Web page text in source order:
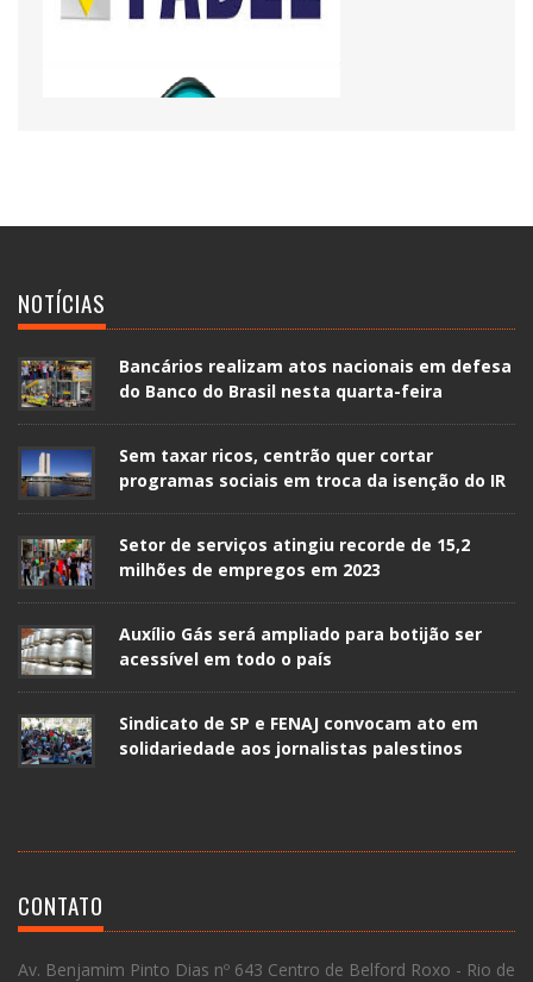
NOTÍCIAS
Bancários realizam atos nacionais em defesa
do Banco do Brasil nesta quarta-feira
Sem taxar ricos, centrão quer cortar
programas sociais em troca da isenção do IR
Setor de serviços atingiu recorde de 15,2
milhões de empregos em 2023
Auxílio Gás será ampliado para botijão ser
acessível em todo o país
Sindicato de SP e FENAJ convocam ato em
solidariedade aos jornalistas palestinos
CONTATO
Av. Benjamim Pinto Dias nº 643 Centro de Belford Roxo - Rio de